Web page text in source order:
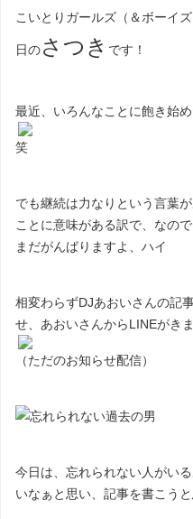
こいとりガールズ（＆ボーイ
日のさつき です！
最近、いろんなことに飽き始
笑
でも継続は力なりという言葉
ことに意味がある訳で、なので
まだがんばりますよ、ハイ
相変わらずDJあおいさんの記
せ、あおいさんからLINEがき
（ただのお知らせ配信）
今日は、忘れられない人がい
いなぁと思い、記事を書こうと